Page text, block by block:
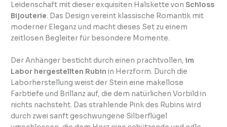
Leidenschaft mit dieser exquisiten Halskette vonSchloss
Bijouterie. Das Design vereint klassische Romantik mit
moderner Eleganz und macht dieses Set zu einem
zeitlosen Begleiter für besondere Momente.
Der Anhänger besticht durch einen prachtvollen,im
Labor hergestellten Rubin in Herzform. Durch die
Laborherstellung weist der Stein eine makellose
Farbtiefe und Brillanz auf, die dem natürlichen Vorbild in
nichts nachsteht. Das strahlende Pink des Rubins wird
durch zwei sanft geschwungene Silberflügel